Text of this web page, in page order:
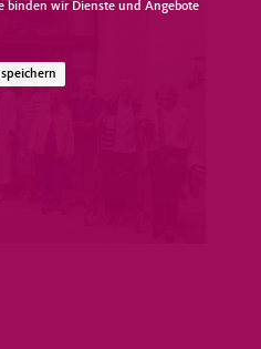
binden wir Dienste und Angebote